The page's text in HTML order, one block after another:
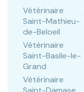
Vétérinaire
Saint-Mathieu-
de-Beloeil
Vétérinaire
Saint-Basile-le-
Grand
Vétérinaire